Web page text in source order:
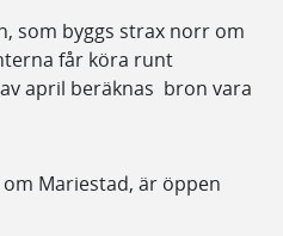
som byggs strax norr om
får köra runt
april beräknas bron vara
Mariestad, är öppen